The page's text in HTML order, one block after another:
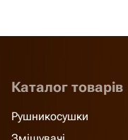
Каталог товарів
Рушникосушки